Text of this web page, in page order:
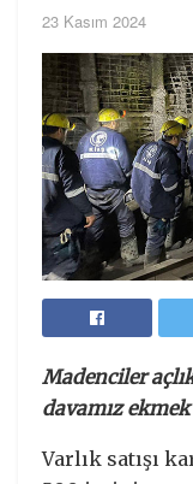
23 Kasım 2024
Madenciler
davamız ekmek
Varlık satışı